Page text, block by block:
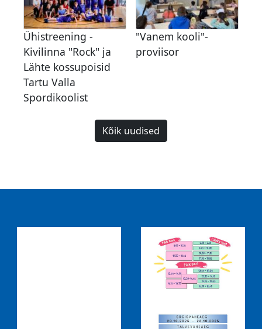
Ühistreening -
Kivilinna "Rock" ja
Lähte kossupoisid
Tartu Valla
Spordikoolist
"Vanem kooli"-
proviisor
Kõik uudised